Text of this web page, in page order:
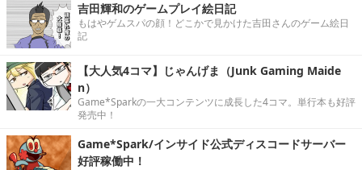
吉田輝和のゲームプレイ絵日記
もはやゲムスパの顔！どこかで見かけた吉田さんのゲーム絵日
記
【大人気4コマ】じゃんげま（Junk Gaming Maide
n）
Game*Sparkの一大コンテンツに成長した4コマ。単行本も好評
発売中！
Game*Spark/インサイド公式ディスコードサーバー
好評稼働中！